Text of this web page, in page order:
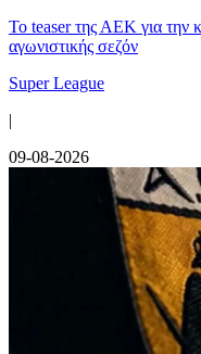
Το teaser της ΑΕΚ για την
αγωνιστικής σεζόν
Super League
|
09-08-2026